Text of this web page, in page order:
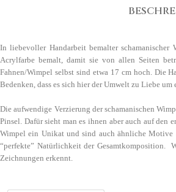
In liebevoller Handarbeit bemalter
Acrylfarbe bemalt, damit sie von allen Seiten
Fahnen/Wimpel selbst sind etwa 17 cm hoch. Die
Bedenken, dass es sich hier der Umwelt zu Liebe um
Die aufwendige Verzierung der schamanischen
Pinsel. Dafür sieht man es ihnen aber auch auf den
Wimpel ein Unikat und sind auch ähnliche Motive
“perfekte” Natürlichkeit der Gesamtkomposition.
Zeichnungen erkennt.